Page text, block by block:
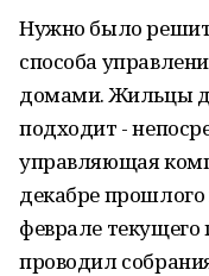
Нужно было
способа
домами. Жильцы
подходит -
управляющая
декабре прошлого
феврале текущего
проводил